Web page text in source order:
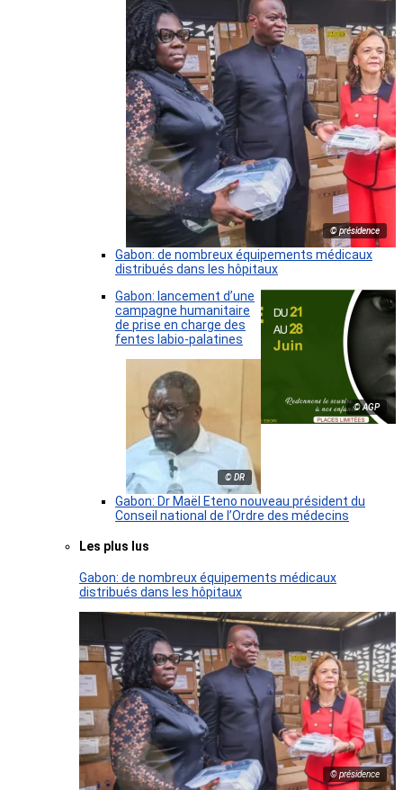
© présidence
Gabon: de nombreux équipements médicaux
distribués dans les hôpitaux
© AGP
Gabon: lancement d’une
campagne humanitaire
de prise en charge des
fentes labio-palatines
© DR
Gabon: Dr Maël Eteno nouveau président du
Conseil national de l’Ordre des médecins
Les plus lus
Gabon: de nombreux équipements médicaux
distribués dans les hôpitaux
© présidence